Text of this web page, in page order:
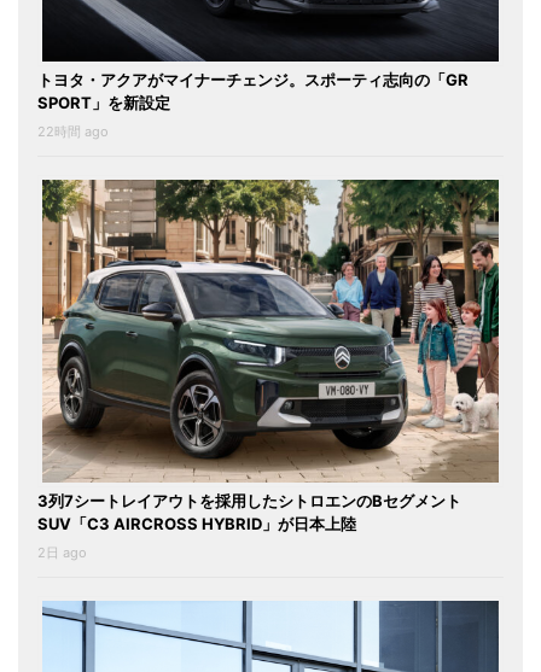
トヨタ・アクアがマイナーチェンジ。スポーティ志向の「GR
SPORT」を新設定
22時間 ago
3列7シートレイアウトを採用したシトロエンのBセグメント
SUV「C3 AIRCROSS HYBRID」が日本上陸
2日 ago